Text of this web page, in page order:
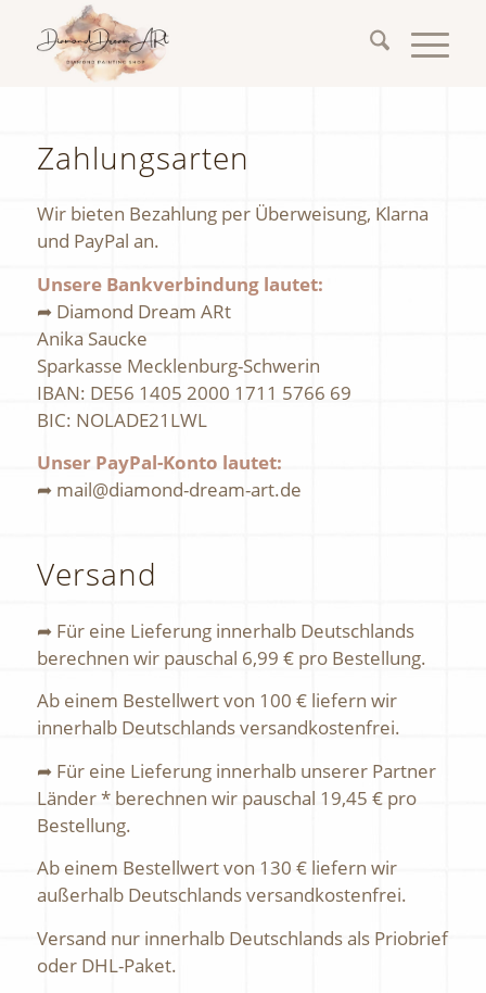
Zahlungsarten
Wir bieten Bezahlung per Überweisung, Klarna
und PayPal an.
Unsere Bankverbindung lautet:
➦ Diamond Dream ARt
Anika Saucke
Sparkasse Mecklenburg-Schwerin
IBAN: DE56 1405 2000 1711 5766 69
BIC: NOLADE21LWL
Unser PayPal-Konto lautet:
➦ mail@diamond-dream-art.de
Versand
➦ Für eine Lieferung innerhalb Deutschlands
berechnen wir pauschal 6,99 € pro Bestellung.
Ab einem Bestellwert von 100 € liefern wir
innerhalb Deutschlands versandkostenfrei.
➦ Für eine Lieferung innerhalb unserer Partner
Länder * berechnen wir pauschal 19,45 € pro
Bestellung.
Ab einem Bestellwert von 130 € liefern wir
außerhalb Deutschlands versandkostenfrei.
Versand nur innerhalb Deutschlands als Priobrief
oder DHL-Paket.